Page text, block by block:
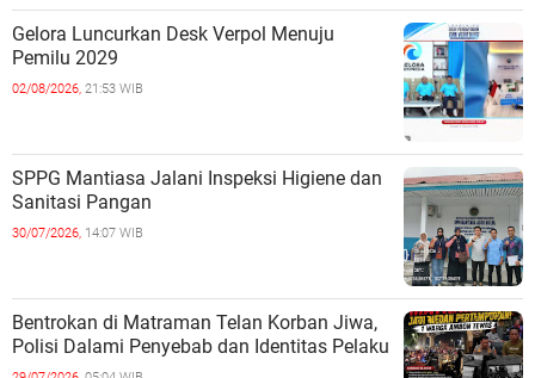
Gelora Luncurkan Desk Verpol Menuju
Pemilu 2029
02/08/2026, 21:53 WIB
SPPG Mantiasa Jalani Inspeksi Higiene dan
Sanitasi Pangan
30/07/2026, 14:07 WIB
Bentrokan di Matraman Telan Korban Jiwa,
Polisi Dalami Penyebab dan Identitas Pelaku